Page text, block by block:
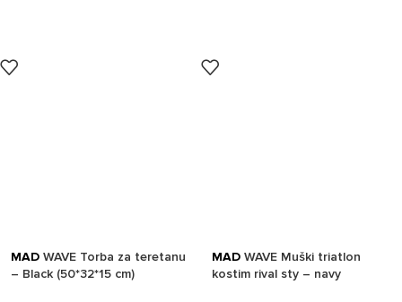
MAD WAVE Torba za teretanu
– Black (50*32*15 cm)
MAD WAVE Muški triatlon
kostim rival sty – navy